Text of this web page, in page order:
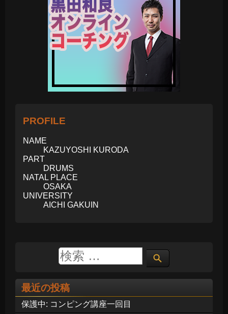
PROFILE
NAME
KAZUYOSHI KURODA
PART
DRUMS
NATAL PLACE
OSAKA
UNIVERSITY
AICHI GAKUIN
最近の投稿
保護中: コンピング講座一回目